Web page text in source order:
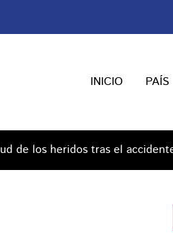
INICIO PAÍS
de los heridos tras el